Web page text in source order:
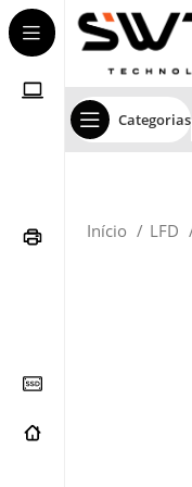
Categorias
Início LFD